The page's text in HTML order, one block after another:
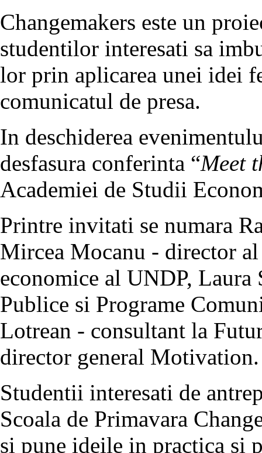
Changemakers este un
studentilor interesati sa
lor prin aplicarea unei idei
comunicatul de presa.
In deschiderea
desfasura conferinta “Meet
Academiei de Studii
Printre invitati se numara
Mircea Mocanu - director
economice al UNDP,
Publice si Programe
Lotrean - consultant la
director general Motivation.
Studentii interesati de
Scoala de Primavara
si pune ideile in practica si